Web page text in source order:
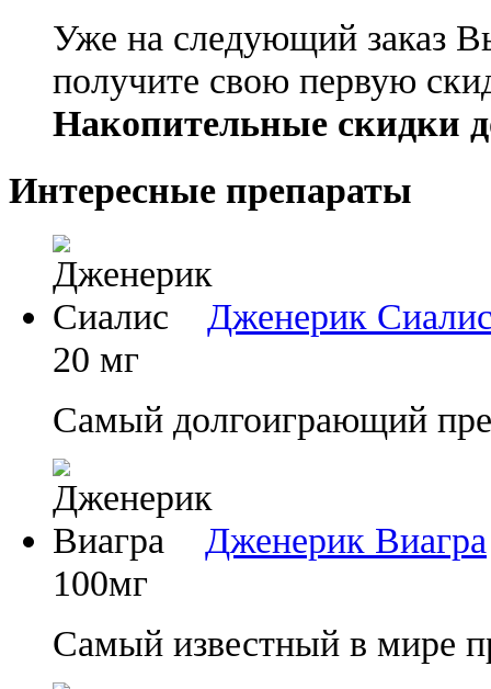
Уже на следующий заказ
получите свою первую
Накопительные скидки
Интересные препараты
Дженерик
20 мг
Самый долгоиграющий
Дженерик Виагра
100мг
Самый известный в мире